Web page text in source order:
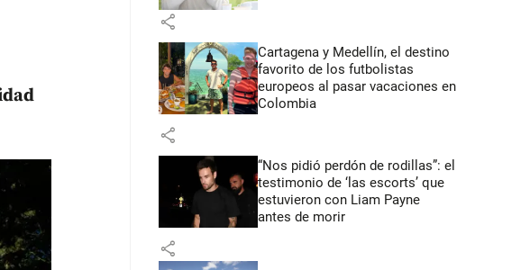
share
Cartagena y Medellín, el destino
favorito de los futbolistas
europeos al pasar vacaciones en
Colombia
share
“Nos pidió perdón de rodillas”: el
testimonio de ‘las escorts’ que
estuvieron con Liam Payne
antes de morir
share